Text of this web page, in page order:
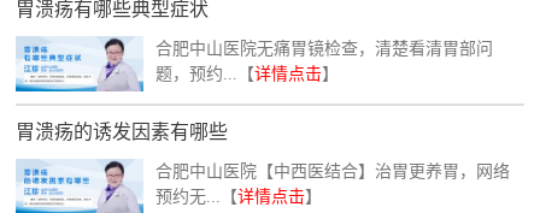
胃溃疡有哪些典型症状
合肥中山医院无痛胃镜检查，清楚看清胃部问
题，预约...【详情点击】
胃溃疡的诱发因素有哪些
合肥中山医院【中西医结合】治胃更养胃，网络
预约无...【详情点击】